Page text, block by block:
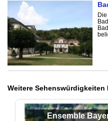
Weitere Sehenswürdigkeiten
Ensemble